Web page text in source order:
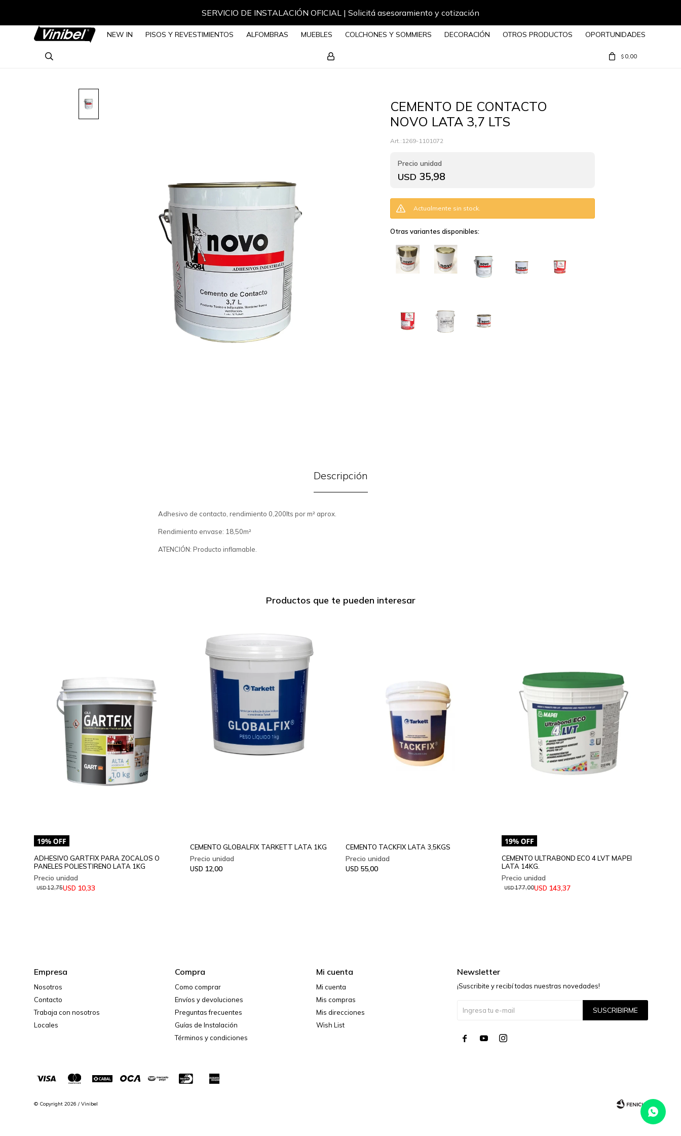
SERVICIO DE INSTALACIÓN OFICIAL | Solicitá asesoramiento y cotización
NEW IN PISOS Y REVESTIMIENTOS ALFOMBRAS MUEBLES COLCHONES Y SOMMIERS DECORACIÓN OTROS PRODUCTOS OPORTUNIDADES
$ 0,00
CEMENTO DE CONTACTO
NOVO LATA 3,7 LTS
1269-1101072
USD 35,98
Actualmente sin stock.
Otras variantes disponibles:
Descripción
Adhesivo de contacto, rendimiento 0,200lts por m² aprox.
Rendimiento envase: 18,50m²
ATENCIÓN: Producto inflamable.
Productos que te pueden interesar
ADHESIVO GARTFIX PARA ZOCALOS O
PANELES POLIESTIRENO LATA 1KG
USD 10,33
USD12,75
CEMENTO GLOBALFIX TARKETT LATA 1KG
USD 12,00
CEMENTO TACKFIX LATA 3,5KGS
USD 55,00
CEMENTO ULTRABOND ECO 4 LVT MAPEI
LATA 14KG.
USD 143,37
USD177,00
Empresa
Nosotros
Contacto
Trabaja con nosotros
Locales
Compra
Como comprar
Envíos y devoluciones
Preguntas frecuentes
Guías de Instalación
Términos y condiciones
Mi cuenta
Mi cuenta
Mis compras
Mis direcciones
Wish List
Newsletter
¡Suscribite y recibí todas nuestras novedades!
SUSCRIBIRME
  
© Copyright 2026 / Vinibel